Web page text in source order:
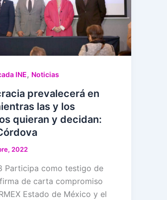
INE, Noticias
prevalecerá en
las y los
quieran y decidan:
2022
Participa como testigo de
de carta compromiso
Estado de México y el